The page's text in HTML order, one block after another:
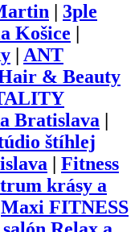
3ple
Košice
ANT
& Beauty
Bratislava
štíhlej
Fitness
krásy a
Maxi FITNESS